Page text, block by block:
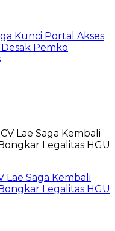
Kunci Portal Akses
Pemko
Lae Saga Kembali
Legalitas HGU